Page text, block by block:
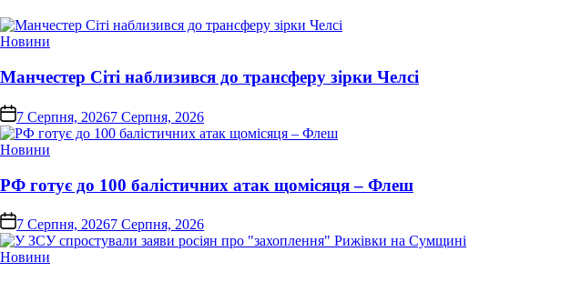
Опублікувати
Новини
Манчестер Сіті наблизився до трансферу зірки Челсі
on 7 Серпня, 20267 Серпня, 2026
Опублікувати
Новини
РФ готує до 100 балістичних атак щомісяця – Флеш
on 7 Серпня, 20267 Серпня, 2026
Опублікувати
Новини